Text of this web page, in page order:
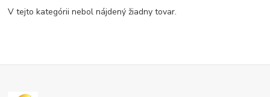
V tejto kategórii nebol nájdený žiadny tovar.